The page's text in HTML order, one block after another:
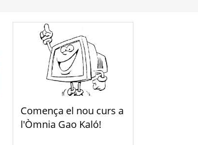
Comença el nou curs a
l'Òmnia Gao Kaló!